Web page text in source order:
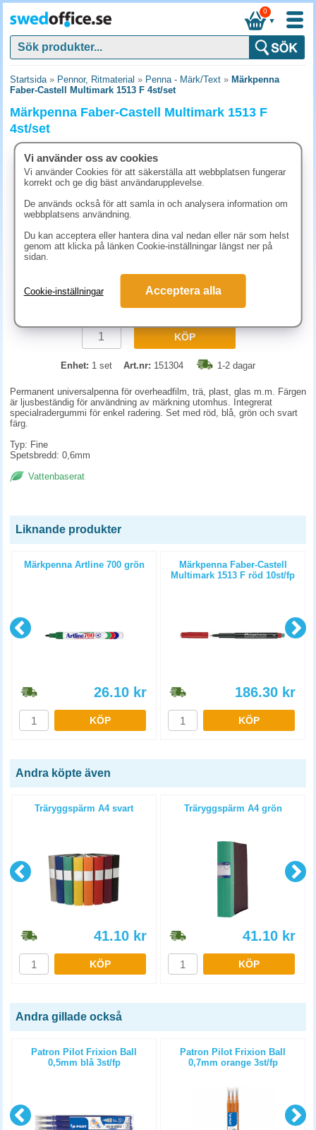
▼
0
Startsida» Pennor, Ritmaterial » Penna - Märk/Text » Märkpenna
Faber-Castell Multimark 1513 F 4st/set
Märkpenna Faber-Castell Multimark 1513 F
4st/set
96.30 kr (inkl. moms)
KÖP
Enhet: 1 set Art.nr: 151304 1-2 dagar
Permanent universalpenna för overheadfilm, trä, plast, glas m.m. Färgen
är ljusbeständig för användning av märkning utomhus. Integrerat
specialradergummi för enkel radering. Set med röd, blå, grön och svart
färg.
Typ: Fine
Spetsbredd: 0,6mm
Vattenbaserat
Liknande produkter
Märkpenna Artline 700 grön
26.10 kr
KÖP
Märkpenna Faber-Castell
Multimark 1513 F röd 10st/fp
186.30 kr
KÖP
Andra köpte även
Träryggspärm A4 svart
41.10 kr
KÖP
Träryggspärm A4 grön
41.10 kr
KÖP
Andra gillade också
Patron Pilot Frixion Ball
0,5mm blå 3st/fp
Patron Pilot Frixion Ball
0,7mm orange 3st/fp
Vi använder oss av cookies
Vi använder Cookies för att säkerställa att webbplatsen fungerar
korrekt och ge dig bäst användarupplevelse.
De används också för att samla in och analysera information om
webbplatsens användning.
Du kan acceptera eller hantera dina val nedan eller när som helst
genom att klicka på länken Cookie-inställningar längst ner på
sidan.
Cookie-inställningar Acceptera alla